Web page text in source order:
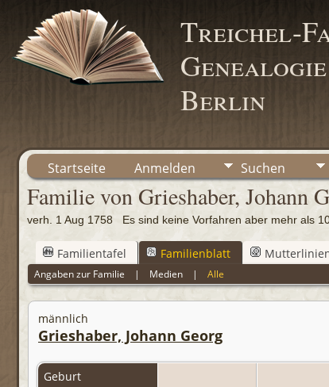
Treichel-
Berlin
Startseite Anmelden Suchen
Familie von Grieshaber, Johann
verh. 1 Aug 1758 Es sind keine Vorfahren aber mehr als
Familientafel Familienblatt
Angaben zur Familie | Medien |Alle
männlich
Grieshaber, Johann Georg
Geburt